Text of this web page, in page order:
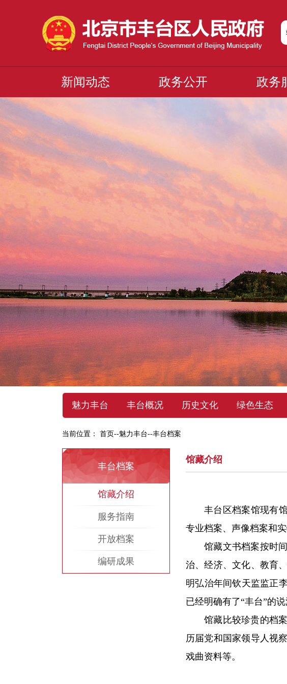
新闻动态 政务公开 政务
魅力丰台 丰台概况 历史文化 绿色生态
当前位置： 首页--魅力丰台--丰台档案
丰台档案
馆藏介绍
服务指南
开放档案
编研成果
馆藏介绍
丰台区档案馆现有
专业档案、声像档案和
馆藏文书档案按时
治、经济、文化、教育
明弘治年间钦天监监正
已经明确有了“丰台”的
馆藏比较珍贵的档
历届党和国家领导人视
戏曲资料等。